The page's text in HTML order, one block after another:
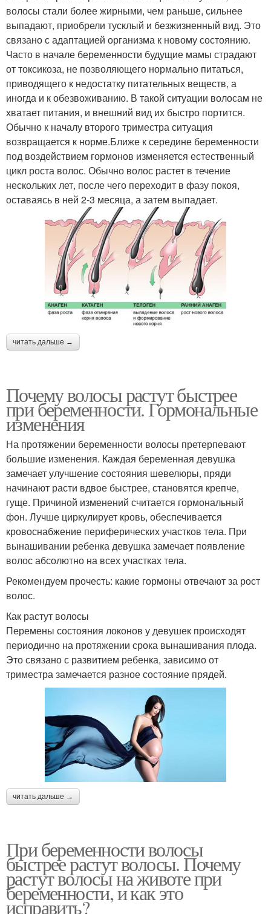
волосы стали более жирными, чем раньше, сильнее
выпадают, приобрели тусклый и безжизненный вид. Это
связано с адаптацией организма к новому состоянию.
Часто в начале беременности будущие мамы страдают
от токсикоза, не позволяющего нормально питаться,
приводящего к недостатку питательных веществ, а
иногда и к обезвоживанию. В такой ситуации волосам не
хватает питания, и внешний вид их быстро портится.
Обычно к началу второго триместра ситуация
возвращается к норме.Ближе к середине беременности
под воздействием гормонов изменяется естественный
цикл роста волос. Обычно волос растет в течение
нескольких лет, после чего переходит в фазу покоя,
оставаясь в ней 2-3 месяца, а затем выпадает.
читать дальше →
Почему волосы растут быстрее
при беременности. Гормональные
изменения
На протяжении беременности волосы претерпевают
большие изменения. Каждая беременная девушка
замечает улучшение состояния шевелюры, пряди
начинают расти вдвое быстрее, становятся крепче,
гуще. Причиной изменений считается гормональный
фон. Лучше циркулирует кровь, обеспечивается
кровоснабжение периферических участков тела. При
вынашивании ребенка девушка замечает появление
волос абсолютно на всех участках тела.
Рекомендуем прочесть: какие гормоны отвечают за рост
волос.
Как растут волосы
Перемены состояния локонов у девушек происходят
периодично на протяжении срока вынашивания плода.
Это связано с развитием ребенка, зависимо от
триместра замечается разное состояние прядей.
читать дальше →
При беременности волосы
быстрее растут волосы. Почему
растут волосы на животе при
беременности, и как это
исправить?